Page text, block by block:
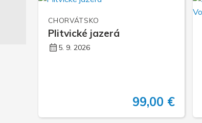
CHORVÁTSKO
Plitvické jazerá
5. 9. 2026
99,00 €